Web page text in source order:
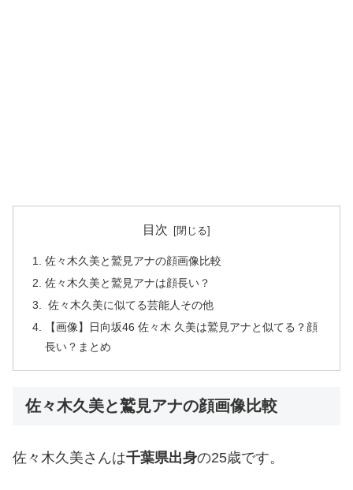
目次
佐々木久美と鷲見アナの顔画像比較
佐々木久美と鷲見アナは顔長い？
佐々木久美に似てる芸能人その他
【画像】日向坂46 佐々木 久美は鷲見アナと似てる？顔
長い？まとめ
佐々木久美と鷲見アナの顔画像比較
佐々木久美さんは千葉県出身の25歳です。